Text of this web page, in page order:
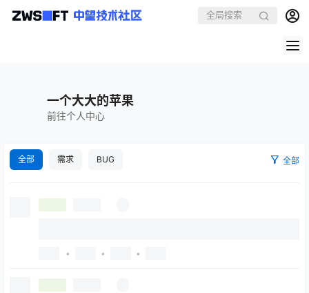
一个大大的苹果
前往个人中心
全部 需求 BUG 全部
• • •